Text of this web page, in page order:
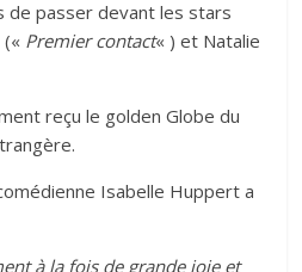
de passer devant les stars
(« Premier contact« ) et Natalie
reçu le golden Globe du
Isabelle Huppert a
à la fois de grande joie et